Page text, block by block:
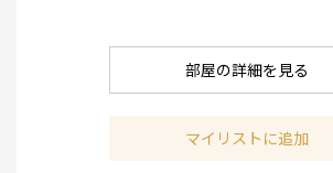
部屋の詳細を見る
マイリストに追加